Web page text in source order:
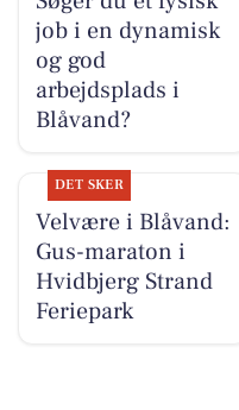
job i en dynamisk
og god
arbejdsplads i
Blåvand?
DET SKER
Velvære i Blåvand:
Gus-maraton i
Hvidbjerg Strand
Feriepark